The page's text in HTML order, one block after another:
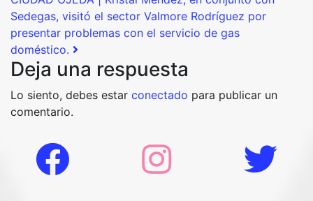
Sedegas, visitó el sector Valmore Rodríguez por
presentar problemas con el servicio de gas
doméstico.
Deja una respuesta
Lo siento, debes estar conectado para publicar un
comentario.